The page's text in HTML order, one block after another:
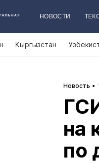
НОВОСТИ
Кыргызстан
Новость
на
по